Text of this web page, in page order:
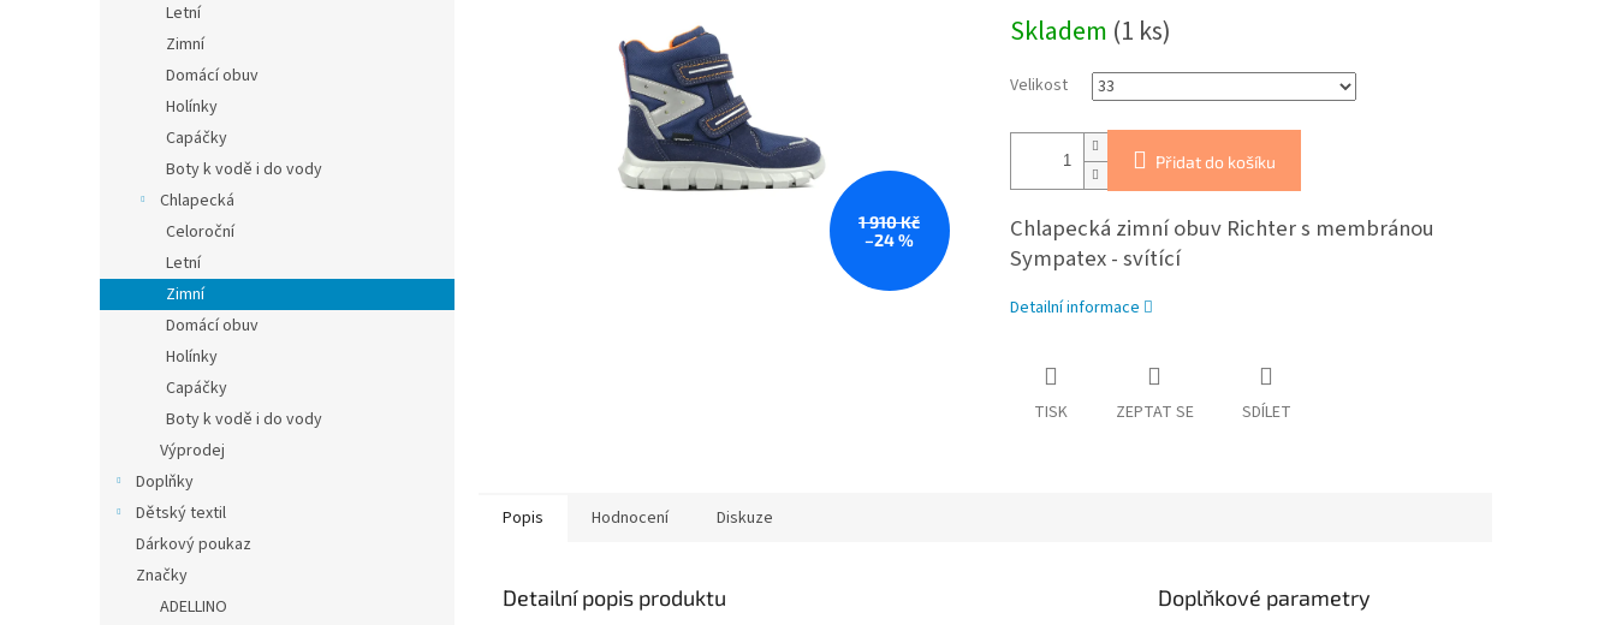
Letní
Zimní
Domácí obuv
Holínky
Capáčky
Boty k vodě i do vody
Chlapecká
Celoroční
Letní
Zimní
Domácí obuv
Holínky
Capáčky
Boty k vodě i do vody
Výprodej
Doplňky
Dětský textil
Dárkový poukaz
Značky
ADELLINO
hvězdiček.
1 910 Kč
–24 %
cena:
Skladem (1 ks)
Velikost
Přidat do košíku
Chlapecká zimní obuv Richter s membránou
Sympatex - svítící
Detailní informace
TISK ZEPTAT SE SDÍLET
Popis Hodnocení Diskuze
Detailní popis produktu Doplňkové parametry